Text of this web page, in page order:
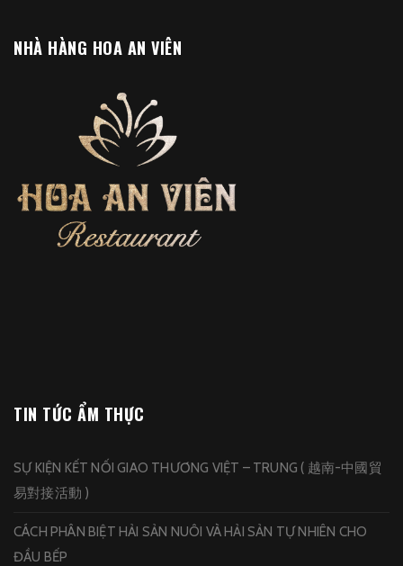
NHÀ HÀNG HOA AN VIÊN
TIN TỨC ẨM THỰC
SỰ KIỆN KẾT NỐI GIAO THƯƠNG VIỆT – TRUNG ( 越南-中國貿
易對接活動 )
CÁCH PHÂN BIỆT HẢI SẢN NUÔI VÀ HẢI SẢN TỰ NHIÊN CHO
ĐẦU BẾP